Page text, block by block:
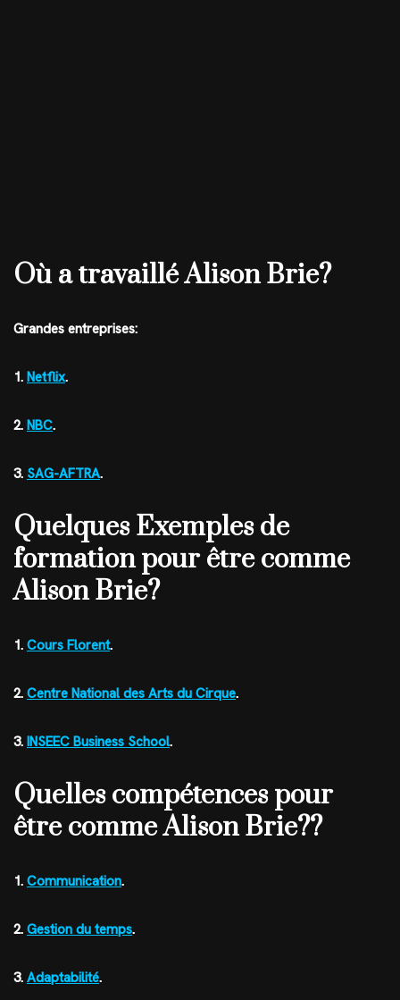
Où a travaillé Alison Brie?
Grandes entreprises:
1. Netflix.
2. NBC.
3. SAG-AFTRA.
Quelques Exemples de
formation pour être comme
Alison Brie?
1. Cours Florent.
2. Centre National des Arts du Cirque.
3. INSEEC Business School.
Quelles compétences pour
être comme Alison Brie??
1. Communication.
2. Gestion du temps.
3. Adaptabilité.